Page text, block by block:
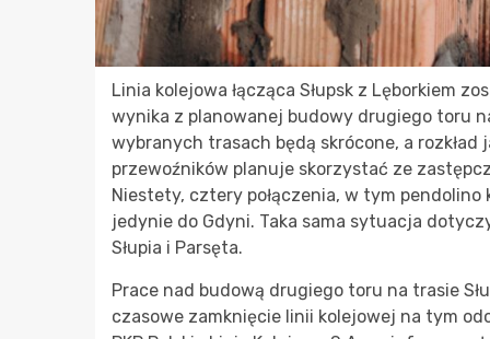
Linia kolejowa łącząca Słupsk z Lęborkiem
wynika z planowanej budowy drugiego toru
wybranych trasach będą skrócone, a
przewoźników planuje skorzystać ze
Niestety, cztery połączenia, w tym pendolino
jedynie do Gdyni. Taka sama sytuacja
Słupia i Parsęta.
Prace nad budową drugiego toru na trasie
czasowe zamknięcie linii kolejowej na tym